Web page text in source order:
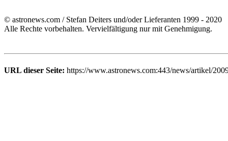
© astronews.com / Stefan Deiters und/oder Lieferanten 1999 - 2020
Alle Rechte vorbehalten. Vervielfältigung nur mit Genehmigung.
URL dieser Seite: https://www.astronews.com:443/news/artikel/